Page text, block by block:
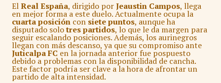
ElReal España, dirigido porJeaustin Campos, llega
en mejor forma a este duelo. Actualmente ocupa la
cuarta posición con siete puntos, aunque ha
disputado solotres partidos, lo que le da margen para
seguir escalando posiciones. Además, los aurinegros
llegan con más descanso, ya que su compromiso ante
Juticalpa FC en la jornada anterior fue pospuesto
debido a problemas con la disponibilidad de cancha.
Este factor podría ser clave a la hora de afrontar un
partido de alta intensidad.